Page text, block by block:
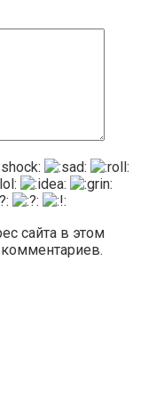
сайта в этом